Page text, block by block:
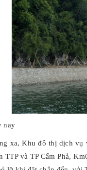
nay
xa, Khu đô thị dịch
và TP Cẩm Phả,